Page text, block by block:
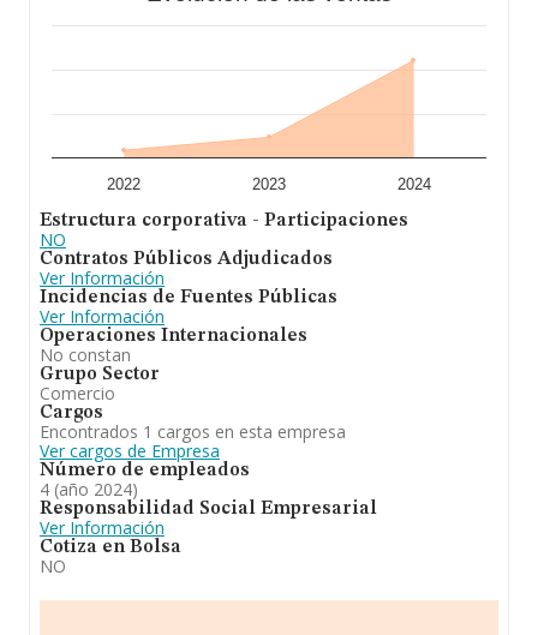
es de 19 años. La media de empleados de las empresas
se emplea en la
reparación, revision, mantenimiento y pintado de toda
clase de vehículos automóviles, remolques, chasis,
carrocerias, motocicletas y bicicletas. En cuanto a la
posición en el ranking de sectores, la empresa ha
ganado posiciones. En cuanto al ranking nacional, la
2022 2023 2024
Estructura corporativa - Participaciones
NO
Contratos Públicos Adjudicados
Ver Información
Incidencias de Fuentes Públicas
Ver Información
Operaciones Internacionales
No constan
Grupo Sector
Comercio
Cargos
Encontrados 1 cargos en esta empresa
Ver cargos de Empresa
Número de empleados
4 (año 2024)
Responsabilidad Social Empresarial
Ver Información
Cotiza en Bolsa
NO